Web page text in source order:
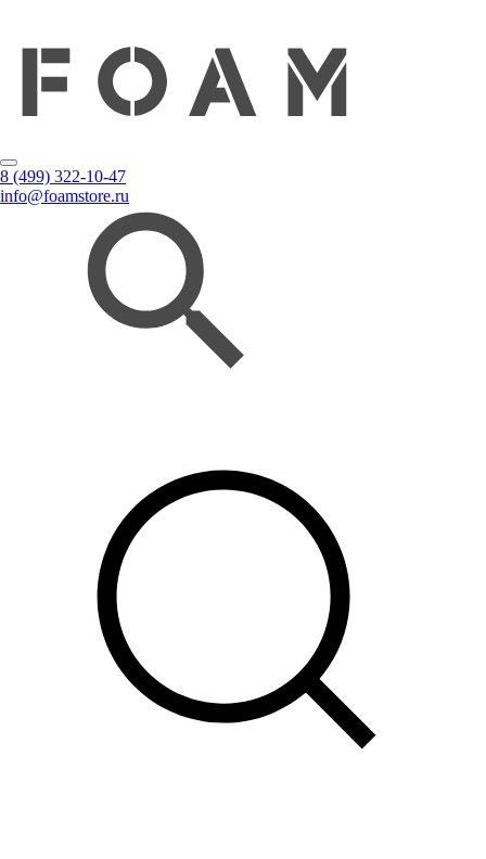
8 (499) 322-10-47
info@foamstore.ru